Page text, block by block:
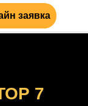
заявка
7